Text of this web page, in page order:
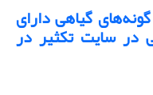
گیاهی دارای
در سایت تکثیر در